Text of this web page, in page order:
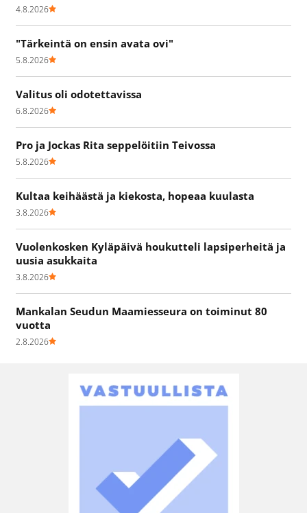
4.8.2026
"Tärkeintä on ensin avata ovi"
5.8.2026
Valitus oli odotettavissa
6.8.2026
Pro ja Jockas Rita seppelöitiin Teivossa
5.8.2026
Kultaa keihäästä ja kiekosta, hopeaa kuulasta
3.8.2026
Vuolenkosken Kyläpäivä houkutteli lapsiperheitä ja
uusia asukkaita
3.8.2026
Mankalan Seudun Maamiesseura on toiminut 80
vuotta
2.8.2026